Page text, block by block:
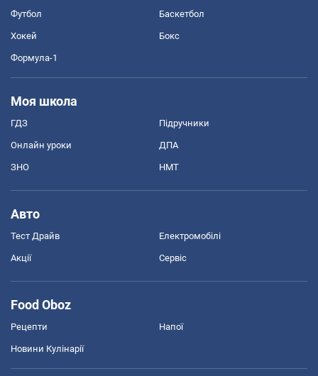
Футбол Баскетбол
Хокей Бокс
Формула-1
Моя школа
ГДЗ Підручники
Онлайн уроки ДПА
ЗНО НМТ
Авто
Тест Драйв Електромобілі
Акції Сервіс
Food Oboz
Рецепти Напої
Новини Кулінарії